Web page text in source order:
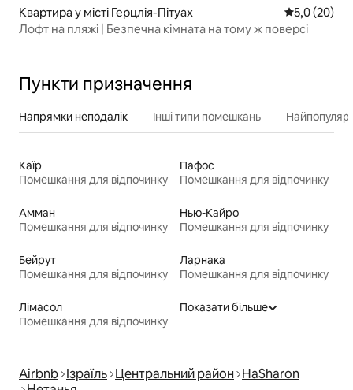
Квартира у місті Герцлія-Пітуах Середня
5,0 (20)
Лофт на пляжі | Безпечна кімната на тому ж поверсі
Пункти призначення
Напрямки неподалік Інші типи помешкань
Каїр
Помешкання для відпочинку
Пафос
Помешкання для відпочинку
Амман
Помешкання для відпочинку
Нью-Кайро
Помешкання для відпочинку
Бейрут
Помешкання для відпочинку
Ларнака
Помешкання для відпочинку
Лімасол
Помешкання для відпочинку
Показати більше
Airbnb Ізраїль Центральний район HaSharon